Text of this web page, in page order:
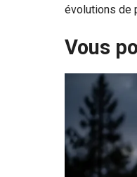
évolutions de
Vous